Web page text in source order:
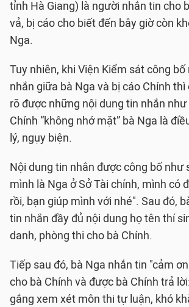
tỉnh Hà Giang) là người nhắn tin cho
vả, bị cáo cho biết đến bây giờ còn
Nga.
Tuy nhiên, khi Viện Kiểm sát công
nhắn giữa bà Nga và bị cáo Chính
rõ được những nội dung tin nhắn
Chính “không nhớ mặt” bà Nga là
lý, ngụy biện.
Nội dung tin nhắn được công bố như
mình là Nga ở Sở Tài chính, mình có
rồi, bạn giúp mình với nhé". Sau đó,
tin nhắn đầy đủ nội dung họ tên thí
danh, phòng thi cho bà Chính.
Tiếp sau đó, bà Nga nhắn tin "cảm
cho bà Chính và được bà Chính trả
gắng xem xét môn thi tự luận, khó